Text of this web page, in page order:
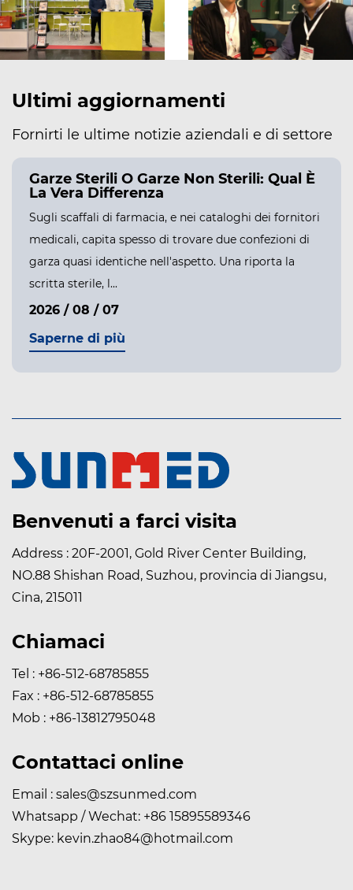
Ultimi aggiornamenti
Fornirti le ultime notizie aziendali e di settore
Garze Sterili O Garze Non Sterili: Qual È
La Vera Differenza
Sugli scaffali di farmacia, e nei cataloghi dei fornitori
medicali, capita spesso di trovare due confezioni di
garza quasi identiche nell'aspetto. Una riporta la
scritta sterile, l...
2026 / 08 / 07
Saperne di più
Benvenuti a farci visita
Address : 20F-2001, Gold River Center Building,
NO.88 Shishan Road, Suzhou, provincia di Jiangsu,
Cina, 215011
Chiamaci
Tel : +86-512-68785855
Fax : +86-512-68785855
Mob : +86-13812795048
Contattaci online
Email : sales@szsunmed.com
Whatsapp / Wechat: +86 15895589346
Skype: kevin.zhao84@hotmail.com